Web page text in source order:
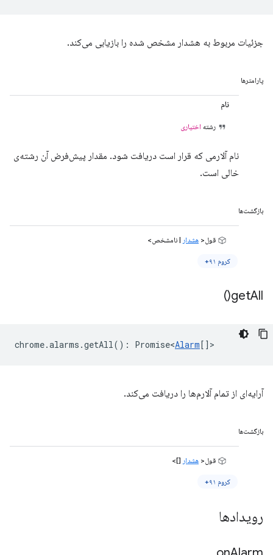
جزئیات مربوط به هشدار مشخص شده را بازیابی می‌کند.
پارامترها
نام
رشته اختیاری
نام آلارمی که قرار است دریافت شود. مقدار پیش‌فرض آن رشته‌ی
خالی است.
بازگشت‌ها
قول< هشدار | نامشخص>
کروم ۹۱+
getAll(
)
chrome.alarms .getAll() : Promise<Alarm[] >
آرایه‌ای از تمام آلارم‌ها را دریافت می‌کند.
بازگشت‌ها
قول< هشدار []>
کروم ۹۱+
رویدادها